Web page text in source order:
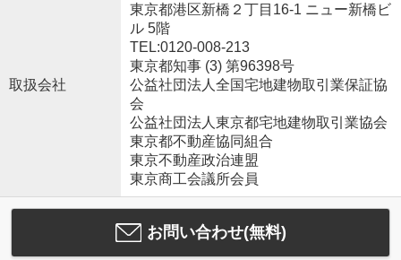
取扱会社
東京都港区新橋２丁目16-1 ニュー新橋ビ
ル 5階
TEL:0120-008-213
東京都知事 (3) 第96398号
公益社団法人全国宅地建物取引業保証協
会
公益社団法人東京都宅地建物取引業協会
東京都不動産協同組合
東京不動産政治連盟
東京商工会議所会員
お問い合わせ(無料)